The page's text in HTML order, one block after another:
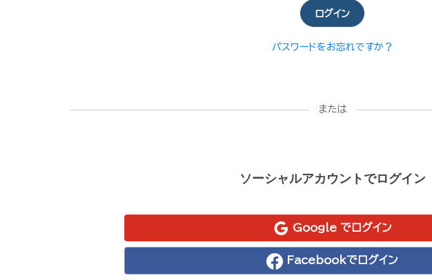
ログイン
パスワードをお忘れですか？
または
ソーシャルアカウントでログイン
Google でログイン
Facebookでログイン